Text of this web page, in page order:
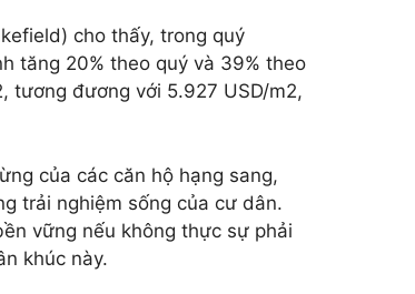
cho thấy, trong quý
tăng 20% theo quý và 39% theo
tương đương với 5.927 USD/m2,
của các căn hộ hạng sang,
trải nghiệm sống của cư dân.
vững nếu không thực sự phải
khúc này.